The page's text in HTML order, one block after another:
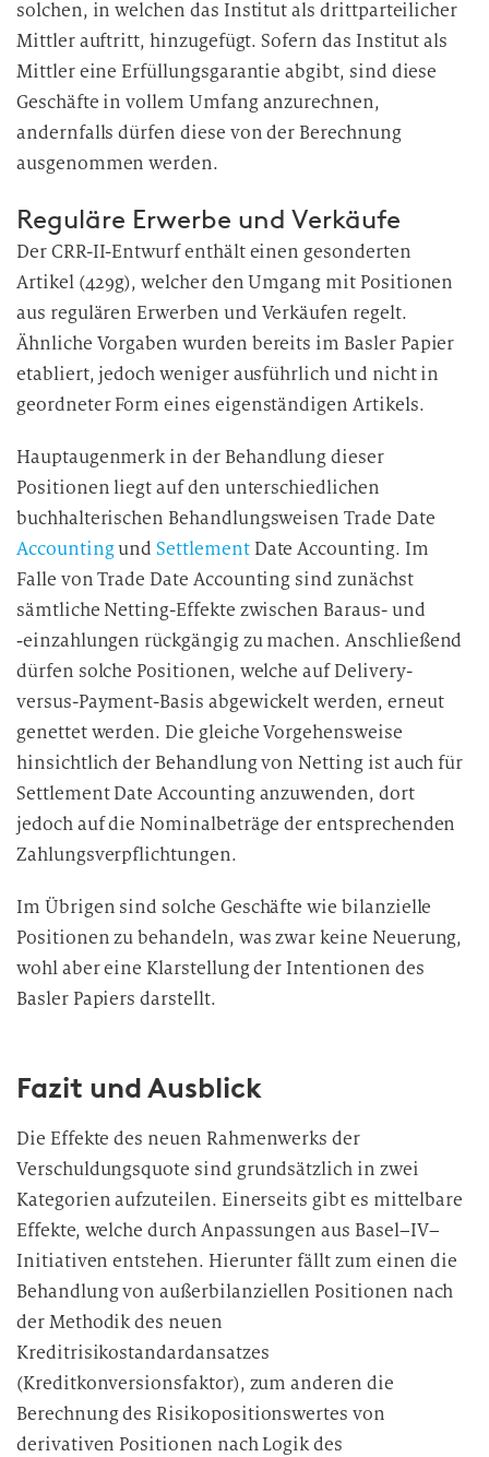
solchen, in welchen das Institut als drittparteilicher
Mittler auftritt, hinzugefügt. Sofern das Institut als
Mittler eine Erfüllungsgarantie abgibt, sind diese
Geschäfte in vollem Umfang anzurechnen,
andernfalls dürfen diese von der Berechnung
ausgenommen werden.
Reguläre Erwerbe und Verkäufe
Der CRR-II-Entwurf enthält einen gesonderten
Artikel (429g), welcher den Umgang mit Positionen
aus regulären Erwerben und Verkäufen regelt.
Ähnliche Vorgaben wurden bereits im Basler Papier
etabliert, jedoch weniger ausführlich und nicht in
geordneter Form eines eigenständigen Artikels.
Hauptaugenmerk in der Behandlung dieser
Positionen liegt auf den unterschiedlichen
buchhalterischen Behandlungsweisen Trade Date
AccountingundSettlementDate Accounting. Im
Falle von Trade Date Accounting sind zunächst
sämtliche Netting-Effekte zwischen Baraus- und
‑einzahlungen rückgängig zu machen. Anschließend
dürfen solche Positionen, welche auf Delivery-
versus-Payment-Basis abgewickelt werden, erneut
genettet werden. Die gleiche Vorgehensweise
hinsichtlich der Behandlung von Netting ist auch für
Settlement Date Accounting anzuwenden, dort
jedoch auf die Nominalbeträge der entsprechenden
Zahlungsverpflichtungen.
Im Übrigen sind solche Geschäfte wie bilanzielle
Positionen zu behandeln, was zwar keine Neuerung,
wohl aber eine Klarstellung der Intentionen des
Basler Papiers darstellt.
Fazit und Ausblick
Die Effekte des neuen Rahmenwerks der
Verschuldungsquote sind grundsätzlich in zwei
Kategorien aufzuteilen. Einerseits gibt es mittelbare
Effekte, welche durch Anpassungen aus Basel–IV–
Initiativen entstehen. Hierunter fällt zum einen die
Behandlung von außerbilanziellen Positionen nach
der Methodik des neuen
Kreditrisikostandardansatzes
(Kreditkonversionsfaktor), zum anderen die
Berechnung des Risikopositionswertes von
derivativen Positionen nach Logik des